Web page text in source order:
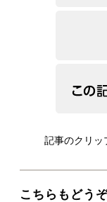
記事のクリッ
こちらもどう